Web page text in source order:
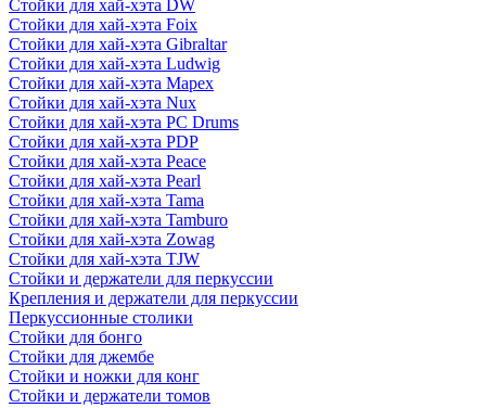
Стойки для хай-хэта DW
Стойки для хай-хэта Foix
Стойки для хай-хэта Gibraltar
Стойки для хай-хэта Ludwig
Стойки для хай-хэта Mapex
Стойки для хай-хэта Nux
Стойки для хай-хэта PC Drums
Стойки для хай-хэта PDP
Стойки для хай-хэта Peace
Стойки для хай-хэта Pearl
Стойки для хай-хэта Tama
Стойки для хай-хэта Tamburo
Стойки для хай-хэта Zowag
Стойки для хай-хэта TJW
Стойки и держатели для перкуссии
Крепления и держатели для перкуссии
Перкуссионные столики
Стойки для бонго
Стойки для джембе
Стойки и ножки для конг
Стойки и держатели томов